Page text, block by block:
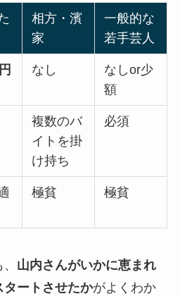
相方・濱
家
一般的な
若手芸人
なし
なしor少
額
複数のバ
イトを掛
け持ち
必須
極貧 極貧
山内さんがいかに恵まれ
タートさせたかがよくわか